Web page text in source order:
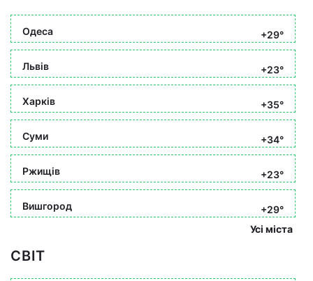
Одеса +29°
Львів +23°
Харків +35°
Суми +34°
Ржищів +23°
Вишгород
+29°
Усі міста
СВІТ